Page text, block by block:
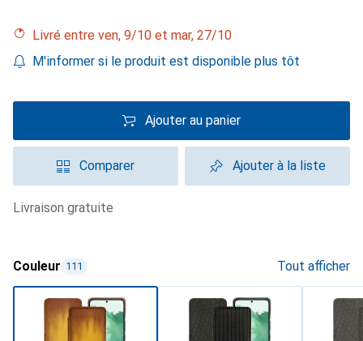
Livré entre ven, 9/10 et mar, 27/10
M'informer si le produit est disponible plus tôt
Ajouter au panier
Comparer Ajouter à la liste
livraison gratuite
Couleur 111 Tout afficher